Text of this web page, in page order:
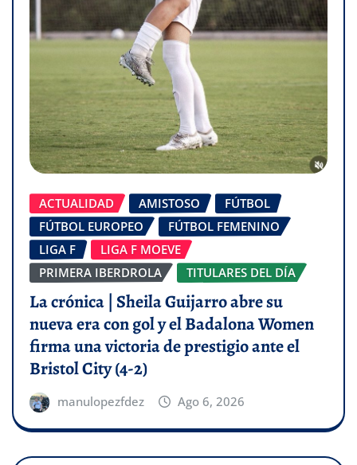
ACTUALIDAD AMISTOSO
FÚTBOL
FÚTBOL EUROPEO
FÚTBOL FEMENINO
LIGA F
LIGA F MOEVE
PRIMERA IBERDROLA
TITULARES DEL DÍA
La crónica | Sheila Guijarro abre su
nueva era con gol y el Badalona Women
firma una victoria de prestigio ante el
Bristol City (4-2)
manulopezfdez Ago 6, 2026